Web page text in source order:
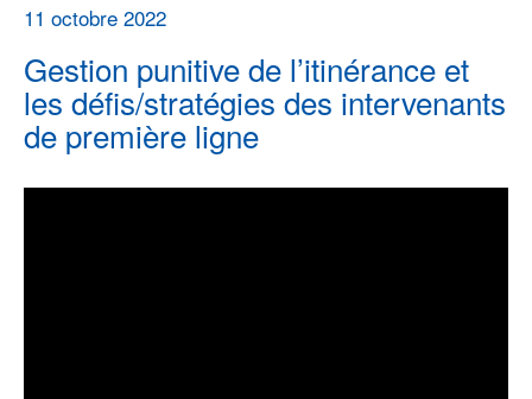
11 octobre 2022
Gestion punitive de l’itinérance et
les défis/stratégies des intervenants
de première ligne